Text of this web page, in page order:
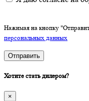
Нажимая на кнопку
персональных данных
Отправить
Хотите стать дилером?
×